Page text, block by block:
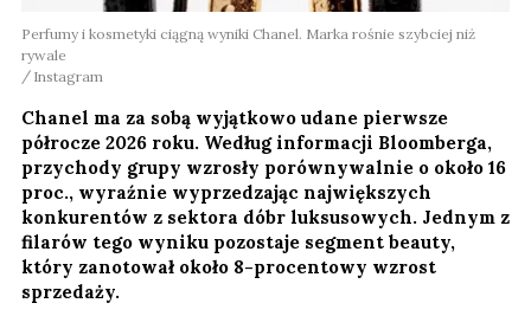
Perfumy i kosmetyki ciągną wyniki Chanel. Marka rośnie szybciej niż
rywale
Instagram
Chanel ma za sobą wyjątkowo udane pierwsze
półrocze 2026 roku. Według informacji Bloomberga,
przychody grupy wzrosły porównywalnie o około 16
proc., wyraźnie wyprzedzając największych
konkurentów z sektora dóbr luksusowych. Jednym z
filarów tego wyniku pozostaje segment beauty,
który zanotował około 8-procentowy wzrost
sprzedaży.